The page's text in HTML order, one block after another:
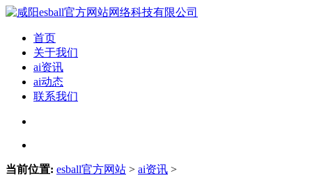
首页
关于我们
ai资讯
ai动态
联系我们
当前位置: esball官方网站 > ai资讯 >